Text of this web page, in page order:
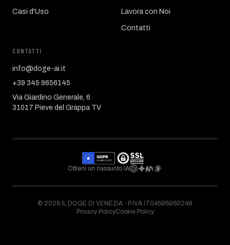
Casi d'Uso Lavora con Noi
Contatti
CONTATTI
info@doge-ai.it
+39 345 9656145
Via Giardino Generale, 6
31017 Pieve del Grappa TV
Ottieni un riassunto IA
© 2026 IL DOGE DI VENEZIA · P.IVA IT04596950248
Privacy PolicyCookie Policy